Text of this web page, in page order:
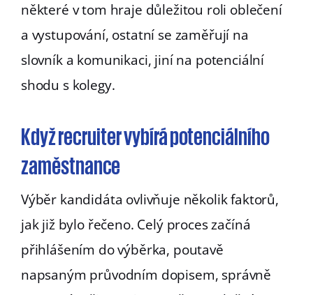
některé v tom hraje důležitou roli oblečení
a vystupování, ostatní se zaměřují na
slovník a komunikaci, jiní na potenciální
shodu s kolegy.
Když recruiter vybírá potenciálního
zaměstnance
Výběr kandidáta ovlivňuje několik faktorů,
jak již bylo řečeno. Celý proces začíná
přihlášením do výběrka, poutavě
napsaným průvodním dopisem, správně